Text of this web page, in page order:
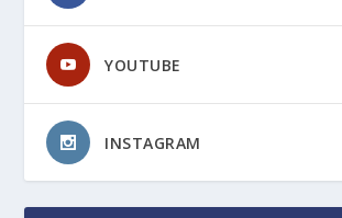
YOUTUBE
INSTAGRAM